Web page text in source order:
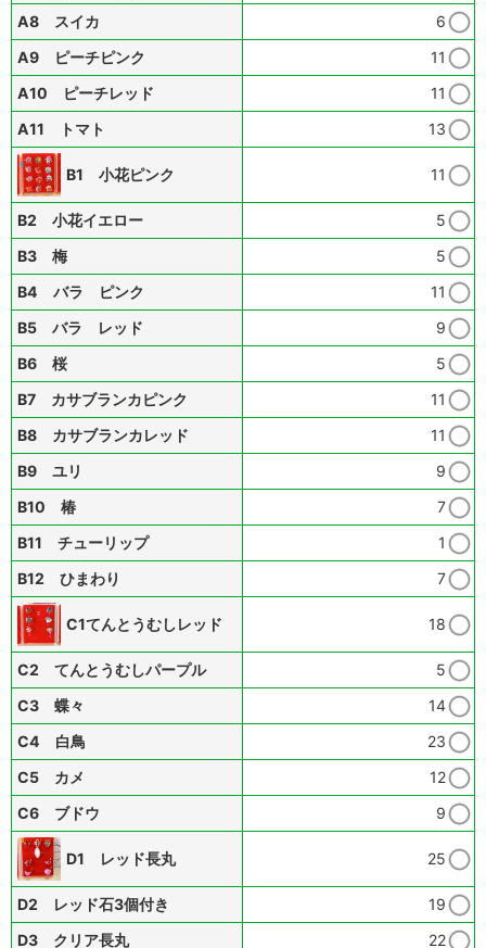
A8 スイカ
6
A9 ピーチピンク
11
A10 ピーチレッド
11
A11 トマト
13
B1 小花ピンク 11
B2 小花イエロー
5
B3 梅
5
B4 バラ ピンク
11
B5 バラ レッド
9
B6 桜
5
B7 カサブランカピンク
11
B8 カサブランカレッド
11
B9 ユリ
9
B10 椿
7
B11 チューリップ
1
B12 ひまわり
7
C1てんとうむしレッド 18
C2 てんとうむしパープル
5
C3 蝶々
14
C4 白鳥
23
C5 カメ
12
C6 ブドウ
9
D1 レッド長丸 25
D2 レッド石3個付き
19
D3 クリア長丸
22